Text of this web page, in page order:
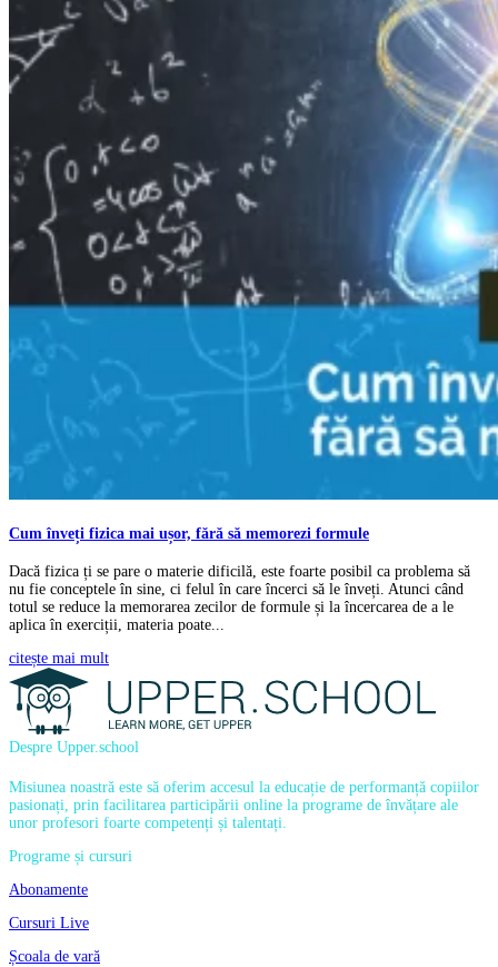
Cum înveți fizica mai ușor, fără să memorezi formule
Dacă fizica ți se pare o materie dificilă, este foarte posibil ca problema să
nu fie conceptele în sine, ci felul în care încerci să le înveți. Atunci când
totul se reduce la memorarea zecilor de formule și la încercarea de a le
aplica în exerciții, materia poate...
citește mai mult
Despre Upper.school
Misiunea noastră este să oferim accesul la educație de performanță copiilor
pasionați, prin facilitarea participării online la programe de învățare ale
unor profesori foarte competenți și talentați.
Programe și cursuri
Abonamente
Cursuri Live
Școala de vară